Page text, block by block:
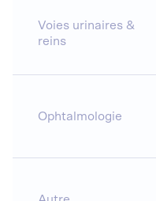
Voies urinaires &
reins
Ophtalmologie